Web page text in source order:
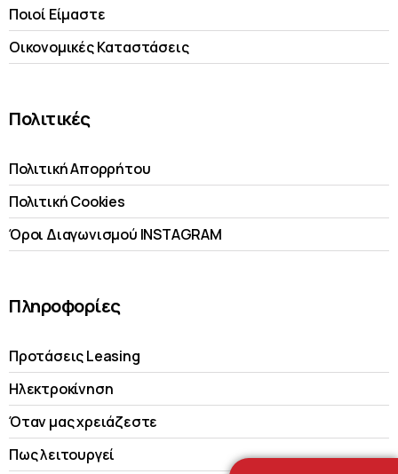
Ποιοί Είμαστε
Οικονομικές Kαταστάσεις
Πολιτικές
Πολιτική Απορρήτου
Πολιτική Cookies
Όροι Διαγωνισμού INSTAGRAM
Πληροφορίες
Προτάσεις Leasing
Ηλεκτροκίνηση
Όταν μας χρειάζεστε
Πως λειτουργεί